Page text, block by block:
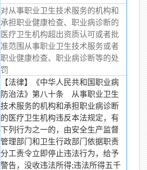
对从事职业卫生技术服务的机构和
承担职业健康检查、职业病诊断的
医疗卫生机构超出资质认可或者批
准范围从事职业卫生技术服务或者
职业健康检查、职业病诊断等的处
罚
【法律】《中华人民共和国职业病
防治法》第八十条 从事职业卫生
技术服务的机构和承担职业病诊断
的医疗卫生机构违反本法规定，有
下列行为之一的，由安全生产监督
管理部门和卫生行政部门依据职责
分工责令立即停止违法行为，给予
警告，没收违法所得;违法所得五千